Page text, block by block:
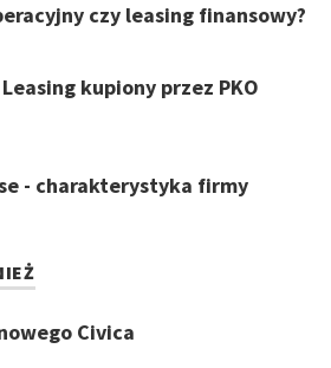
czy leasing finansowy?
kupiony przez PKO
- charakterystyka firmy
Civica